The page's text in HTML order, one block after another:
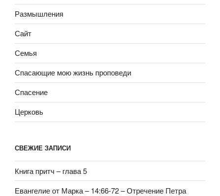
Размышления
Сайт
Семья
Спасающие мою жизнь проповеди
Спасение
Церковь
СВЕЖИЕ ЗАПИСИ
Книга притч – глава 5
Евангелие от Марка – 14:66-72 – Отречение Петра